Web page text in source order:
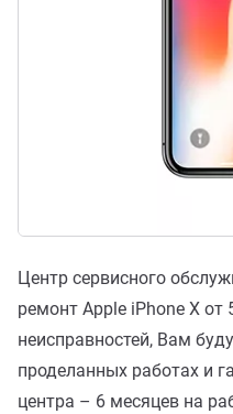
Центр сервисного
ремонт Apple iPhone X от
неисправностей, Вам
проделанных работах и
центра – 6 месяцев на